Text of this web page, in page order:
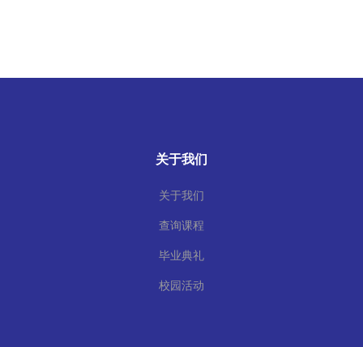
关于我们
关于我们
查询课程
毕业典礼
校园活动